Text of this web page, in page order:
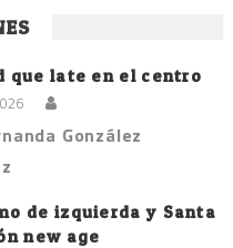
que late en el centro
González
de izquierda y Santa
new age